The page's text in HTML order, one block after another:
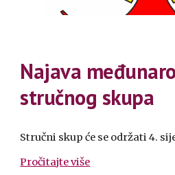
Najava
stručnog skupa
Stručni skup će se održati 4.
Pročitajte više